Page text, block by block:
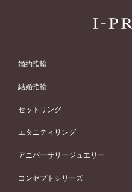
婚約指輪
婚約指輪 (エンゲージリング)
婚約指輪一覧
ピンクゴールド
ウェーブライン
結婚指輪
結婚指輪 (マリッジリング)
結婚指輪一覧
セットリング
セットリング
セットリング一覧
エタニティリング
エタニティリング
エタニティリング一覧
アニバーサリージュエリー
アニバーサリージュエリー
コンセプトシリーズ